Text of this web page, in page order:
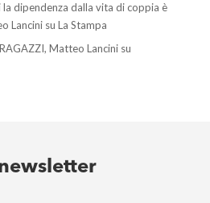
la dipendenza dalla vita di coppia è
Lancini su La Stampa
RAGAZZI, Matteo Lancini su